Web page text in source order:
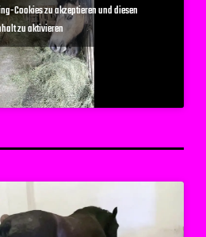
Cookies zu akzeptieren und diesen
zu aktivieren